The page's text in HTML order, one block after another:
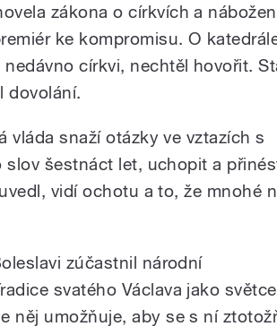
zákona o církvích a
ke kompromisu. O
církvi, nechtěl hovořit.
dovolání.
vláda snaží otázky ve vztazích s
slov šestnáct let, uchopit a
vidí ochotu a to, že mnohé
zúčastnil národní
svatého Václava jako
něj umožňuje, aby se s ní